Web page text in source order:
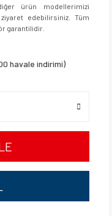
ürün modellerimizi
edebilirsiniz. Tüm
garantilidir.
havale indirimi)